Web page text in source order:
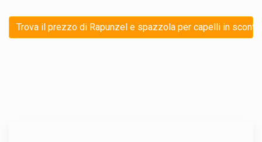
Trova il prezzo di Rapunzel e spazzola per capelli in sconto